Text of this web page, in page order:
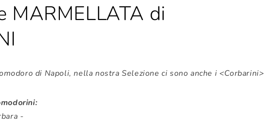
MARMELLATA di
di Napoli, nella nostra Selezione ci sono anche i <Corbarini>
-